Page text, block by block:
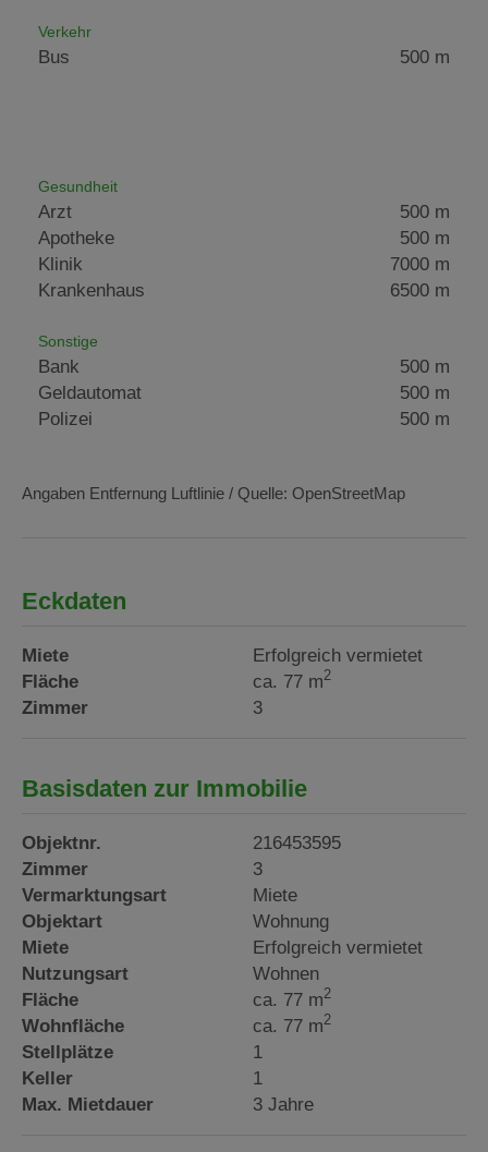
Verkehr
Bus 500 m
Gesundheit
Arzt
500 m
Apotheke
500 m
Klinik
7000 m
Krankenhaus
6500 m
Sonstige
Bank
500 m
Geldautomat
500 m
Polizei
500 m
Angaben Entfernung Luftlinie / Quelle: OpenStreetMap
Eckdaten
Miete
Erfolgreich vermietet
Fläche
ca. 77 m2
Zimmer 3
Basisdaten zur Immobilie
Objektnr.
216453595
Zimmer
3
Vermarktungsart
Miete
Objektart
Wohnung
Miete
Erfolgreich vermietet
Nutzungsart
Wohnen
Fläche
ca. 77 m2
Wohnfläche ca. 77 m2
Stellplätze
1
Keller
1
Max. Mietdauer
3 Jahre